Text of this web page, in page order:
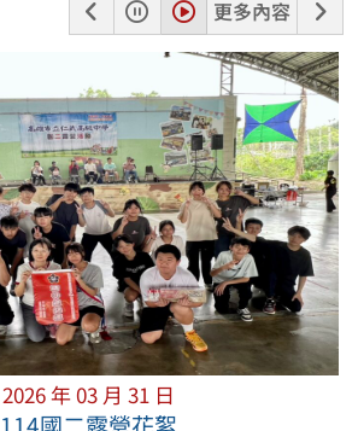
張
暫
停
播
放
更多內容
下
一
張
2026 年 03 月 31 日